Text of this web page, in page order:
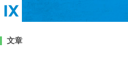
查看全部
查看全部
文章